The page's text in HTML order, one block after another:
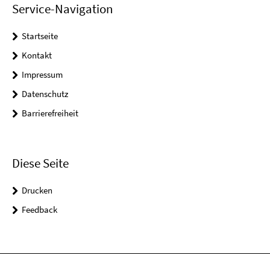
Service-Navigation
Startseite
Kontakt
Impressum
Datenschutz
Barrierefreiheit
Diese Seite
Drucken
Feedback